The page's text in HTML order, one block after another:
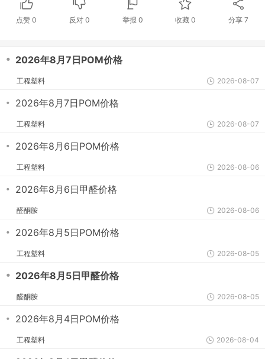
点赞0 反对 0 举报 0 收藏 0 分享7
・ 2026年8月7日POM价格
工程塑料 2026-08-07
・ 2026年8月7日POM价格
工程塑料 2026-08-07
・ 2026年8月6日POM价格
工程塑料 2026-08-06
・ 2026年8月6日甲醛价格
醛酮胺 2026-08-06
・ 2026年8月5日POM价格
工程塑料 2026-08-05
・ 2026年8月5日甲醛价格
醛酮胺 2026-08-05
・ 2026年8月4日POM价格
工程塑料 2026-08-04